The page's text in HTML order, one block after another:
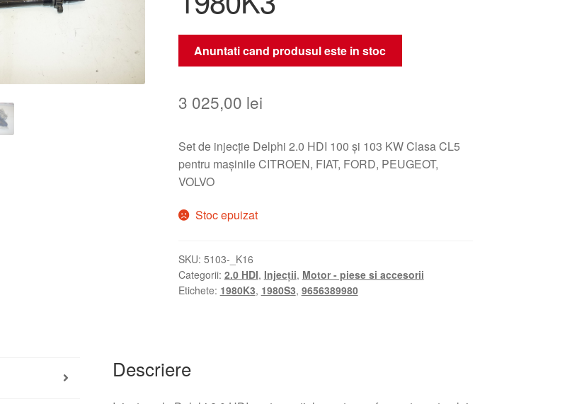
Anuntati cand produsul este in stoc
3 025,00 lei
Set de injecție Delphi 2.0 HDI 100 și 103 KW Clasa CL5
pentru mașinile CITROEN, FIAT, FORD, PEUGEOT,
VOLVO
Stoc epuizat
SKU: 5103-_K16
Categorii: 2.0 HDI, Injecții, Motor - piese si accesorii
Etichete: 1980K3, 1980S3, 9656389980
Descriere